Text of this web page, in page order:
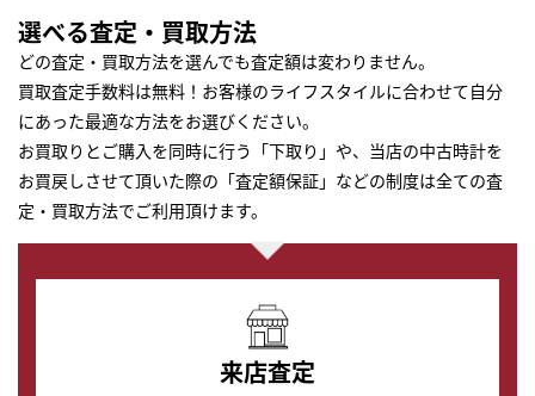
選べる査定・買取方法
どの査定・買取方法を選んでも査定額は変わりません。
買取査定手数料は無料！お客様のライフスタイルに合わせて自分
にあった最適な方法をお選びください。
お買取りとご購入を同時に行う「下取り」や、当店の中古時計を
お買戻しさせて頂いた際の「査定額保証」などの制度は全ての査
定・買取方法でご利用頂けます。
来店査定